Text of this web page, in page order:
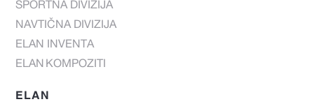
ŠPORTNA DIVIZIJA
NAVTIČNA DIVIZIJA
ELAN INVENTA
ELAN KOMPOZITI
ELAN